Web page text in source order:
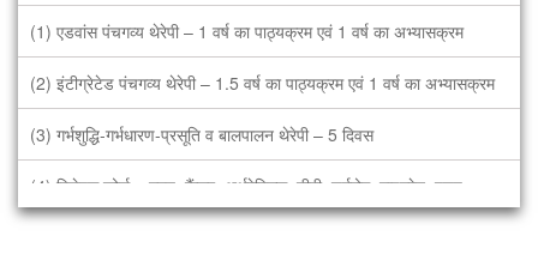
(1) एडवांस पंचगव्य थेरेपी – 1 वर्ष का पाठ्यक्रम एवं 1 वर्ष का अभ्यासक्रम
(2) इंटीग्रेटेड पंचगव्य थेरेपी – 1.5 वर्ष का पाठ्यक्रम एवं 1 वर्ष का अभ्यासक्रम
(3) गर्भशुद्धि-गर्भधारण-प्रसूति व बालपालन थेरेपी – 5 दिवस
(4) विशेषज्ञ कोर्स – हृदय, कैंसर, अर्थरेटिक्स, टीबी, चर्मरोग, माइग्रेन, पुरुष
बाँझपन, नारी बाँझपण, बाल रोग, सिकल सेल, फस्टएड, हड्डी, डायबीटीक्स. – 3